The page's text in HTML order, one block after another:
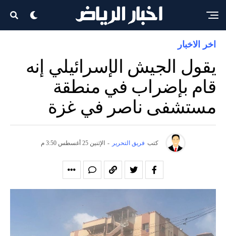
اخر الاخبار
يقول الجيش الإسرائيلي إنه
قام بإضراب في منطقة
مستشفى ناصر في غزة
كتب فريق التحرير - الإثنين 25 أغسطس 3:50 م